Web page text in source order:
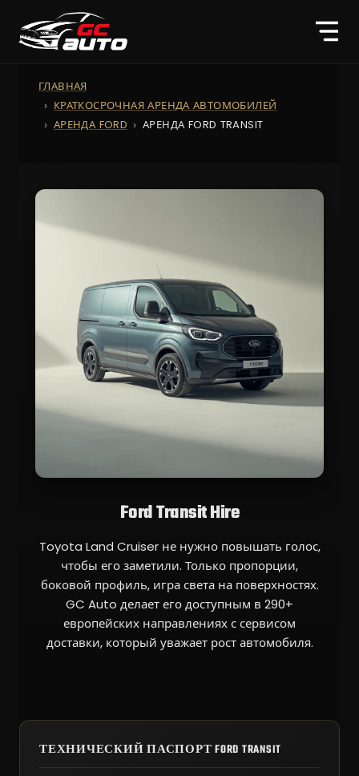
ГЛАВНАЯ
КРАТКОСРОЧНАЯ АРЕНДА АВТОМОБИЛЕЙ
АРЕНДА FORD
АРЕНДА FORD TRANSIT
Ford Transit Hire
Toyota Land Cruiser не нужно повышать голос,
чтобы его заметили. Только пропорции,
боковой профиль, игра света на поверхностях.
GC Auto делает его доступным в 290+
европейских направлениях с сервисом
доставки, который уважает рост автомобиля.
ТЕХНИЧЕСКИЙ ПАСПОРТ FORD TRANSIT